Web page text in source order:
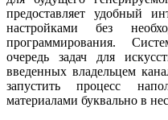
предоставляет удобный
настройками без
программирования.
очередь задач для
введенных владельцем
запустить процесс
материалами буквально в